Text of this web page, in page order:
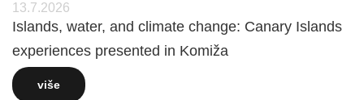
13.7.2026
Islands, water, and climate change: Canary Islands
experiences presented in Komiža
više